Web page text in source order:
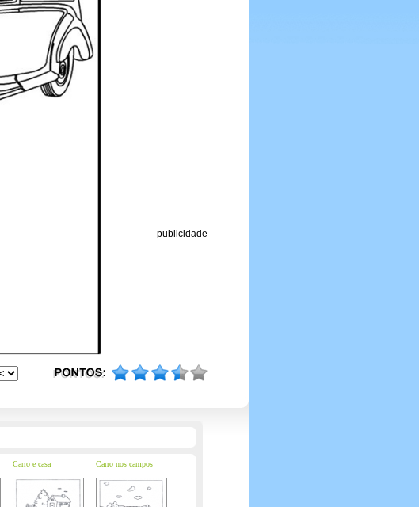
publicidade
Carro e casa Carro nos campos